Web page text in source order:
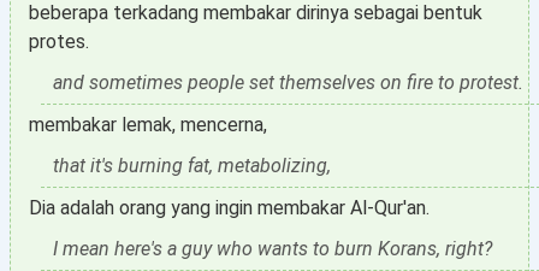
beberapa terkadang membakar dirinya sebagai bentuk
protes.
and sometimes people set themselves on fire to protest.
membakar lemak, mencerna,
that it's burning fat, metabolizing,
Dia adalah orang yang ingin membakar Al-Qur'an.
I mean here's a guy who wants to burn Korans, right?